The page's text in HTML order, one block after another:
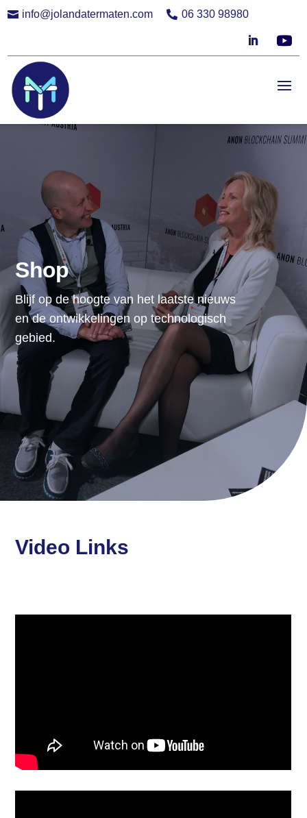
 info@jolandatermaten.com  06 330 98980
Shop
Blijf op de hoogte van het laatste nieuws
en de ontwikkelingen op technologisch
gebied.
Video Links